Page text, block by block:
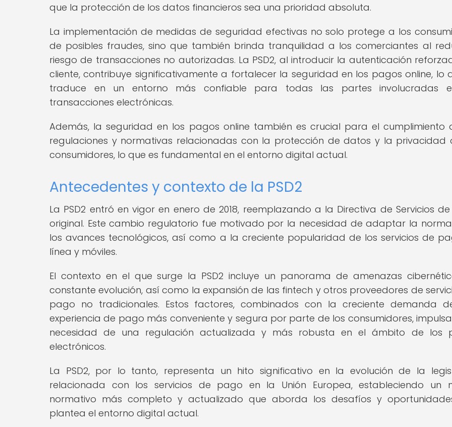
que la protección de los datos financieros sea una prioridad absoluta.
La implementación de medidas de seguridad efectivas no solo protege a los
de posibles fraudes, sino que también brinda tranquilidad a los comerciantes al
riesgo de transacciones no autorizadas. La PSD2, al introducir la autenticación
cliente, contribuye significativamente a fortalecer la seguridad en los pagos online, lo
traduce en un entorno más confiable para todas las partes involucradas
transacciones electrónicas.
Además, la seguridad en los pagos online también es crucial para el cumplimiento
regulaciones y normativas relacionadas con la protección de datos y la privacidad
consumidores, lo que es fundamental en el entorno digital actual.
Antecedentes y contexto de la PSD2
La PSD2 entró en vigor en enero de 2018, reemplazando a la Directiva de Servicios
original. Este cambio regulatorio fue motivado por la necesidad de adaptar la
los avances tecnológicos, así como a la creciente popularidad de los servicios de
línea y móviles.
El contexto en el que surge la PSD2 incluye un panorama de amenazas
constante evolución, así como la expansión de las fintech y otros proveedores de
pago no tradicionales. Estos factores, combinados con la creciente demanda
experiencia de pago más conveniente y segura por parte de los consumidores,
necesidad de una regulación actualizada y más robusta en el ámbito de los
electrónicos.
La PSD2, por lo tanto, representa un hito significativo en la evolución de la
relacionada con los servicios de pago en la Unión Europea, estableciendo un
normativo más completo y actualizado que aborda los desafíos y
plantea el entorno digital actual.